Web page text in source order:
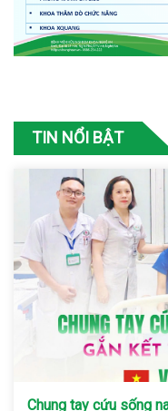
TIN NỔI BẬT
Chung tay cứu sống